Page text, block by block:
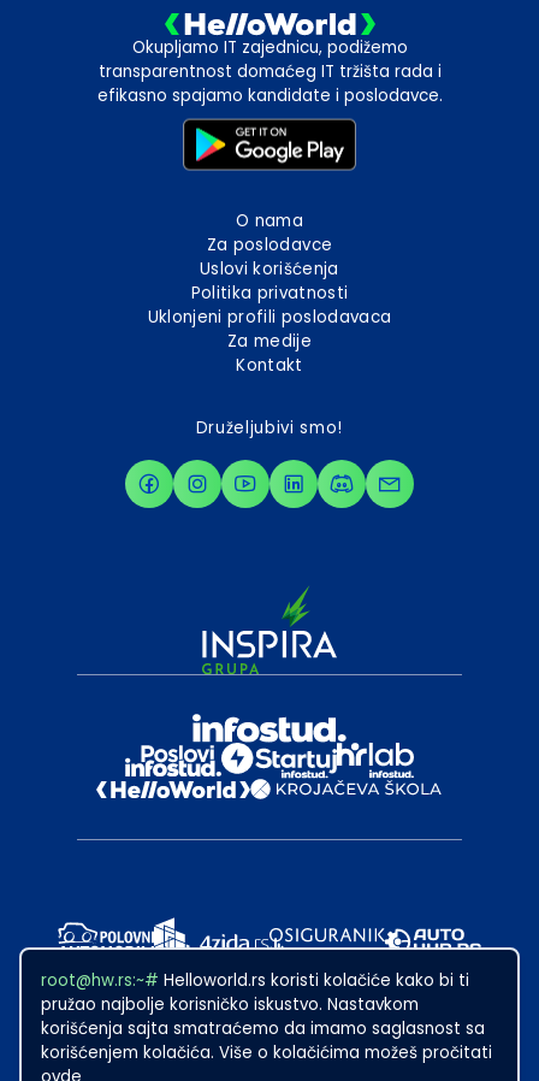
root@hw.rs:~# Helloworld.rs koristi kolačiće kako bi ti
pružao najbolje korisničko iskustvo. Nastavkom
korišćenja sajta smatraćemo da imamo saglasnost sa
korišćenjem kolačića. Više o kolačićima možeš pročitati
Okupljamo IT zajednicu, podižemo
transparentnost domaćeg IT tržišta rada i
efikasno spajamo kandidate i poslodavce.
O nama
Za poslodavce
Uslovi korišćenja
Politika privatnosti
Uklonjeni profili poslodavaca
Za medije
Kontakt
Druželjubivi smo!